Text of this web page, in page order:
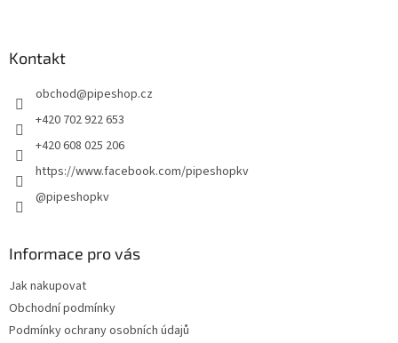
Kontakt
obchod@pipeshop.cz
+420 702 922 653
+420 608 025 206
https://www.facebook.com/pipeshopkv
@pipeshopkv
Informace pro vás
Jak nakupovat
Obchodní podmínky
Podmínky ochrany osobních údajů